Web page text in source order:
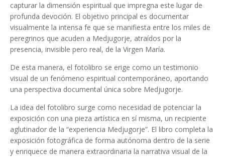
capturar la dimensión espiritual que impregna este lugar de
profunda devoción. El objetivo principal es documentar
visualmente la intensa fe que se manifiesta entre los miles de
peregrinos que acuden a Medjugorje, atraídos por la
presencia, invisible pero real, de la Virgen María.
De esta manera, el fotolibro se erige como un testimonio
visual de un fenómeno espiritual contemporáneo, aportando
una perspectiva documental única sobre Medjugorje.
La idea del fotolibro surge como necesidad de potenciar la
exposición con una pieza artística en sí misma, un recipiente
aglutinador de la “experiencia Medjugorje”. El libro completa la
exposición fotográfica de forma autónoma dentro de la serie
y enriquece de manera extraordinaria la narrativa visual de la